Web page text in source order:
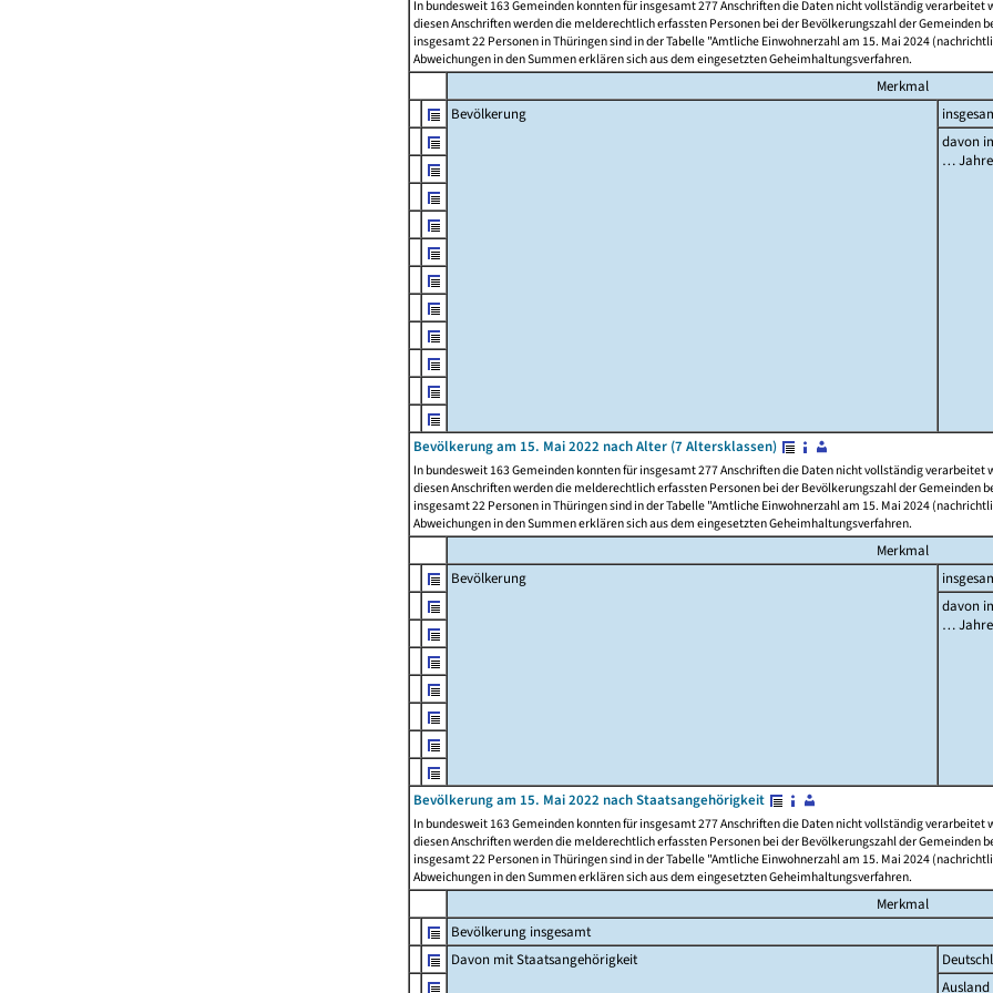
In bundesweit 163 Gemeinden konnten für insgesamt 277 Anschriften die Daten nicht vollständig
diesen Anschriften werden die melderechtlich erfassten Personen bei der Bevölkerungszahl der
insgesamt 22 Personen in Thüringen sind in der Tabelle "Amtliche Einwohnerzahl am 15. Mai 2024
Abweichungen in den Summen erklären sich aus dem eingesetzten Geheimhaltungsverfahren.
Merkmal
Bevölkerung
davon
…
Bevölkerung am 15. Mai 2022 nach Alter (7 Altersklassen)
In bundesweit 163 Gemeinden konnten für insgesamt 277 Anschriften die Daten nicht vollständig
diesen Anschriften werden die melderechtlich erfassten Personen bei der Bevölkerungszahl der
insgesamt 22 Personen in Thüringen sind in der Tabelle "Amtliche Einwohnerzahl am 15. Mai 2024
Abweichungen in den Summen erklären sich aus dem eingesetzten Geheimhaltungsverfahren.
Merkmal
Bevölkerung
davon
…
Bevölkerung am 15. Mai 2022 nach Staatsangehörigkeit
In bundesweit 163 Gemeinden konnten für insgesamt 277 Anschriften die Daten nicht vollständig
diesen Anschriften werden die melderechtlich erfassten Personen bei der Bevölkerungszahl der
insgesamt 22 Personen in Thüringen sind in der Tabelle "Amtliche Einwohnerzahl am 15. Mai 2024
Abweichungen in den Summen erklären sich aus dem eingesetzten Geheimhaltungsverfahren.
Merkmal
Bevölkerung insgesamt
Davon mit Staatsangehörigkeit